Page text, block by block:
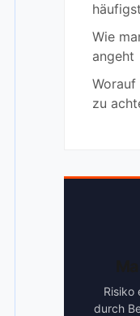
Wie
angeht
Worauf
zu
Risiko
durch